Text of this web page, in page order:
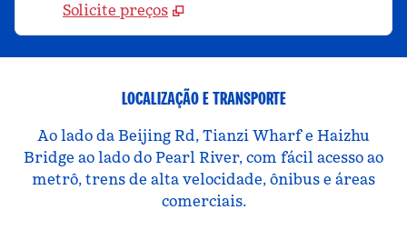
Solicite preços
LOCALIZAÇÃO E TRANSPORTE
Ao lado da Beijing Rd, Tianzi Wharf e Haizhu
Bridge ao lado do Pearl River, com fácil acesso ao
metrô, trens de alta velocidade, ônibus e áreas
comerciais.